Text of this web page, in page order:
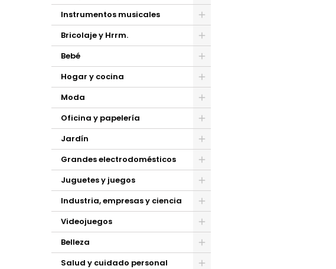
Instrumentos musicales
Bricolaje y Hrrm.
Bebé
Hogar y cocina
Moda
Oficina y papelería
Jardín
Grandes electrodomésticos
Juguetes y juegos
Industria, empresas y ciencia
Videojuegos
Belleza
Salud y cuidado personal